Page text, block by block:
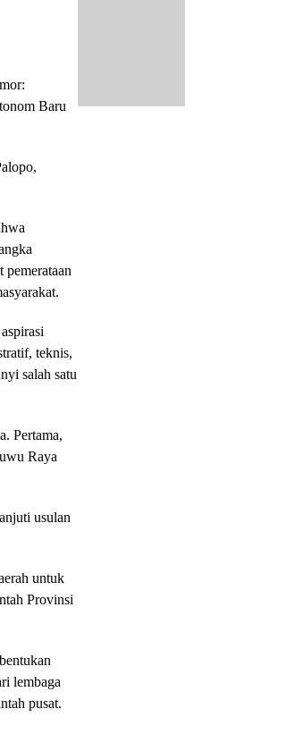
Baru
pemerataan
teknis,
salah satu
Pertama,
Raya
usulan
untuk
Provinsi
lembaga
pusat.